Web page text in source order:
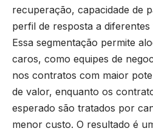
recuperação, capacidade de
perfil de resposta a
Essa segmentação permite
caros, como equipes de
nos contratos com maior
de valor, enquanto os
esperado são tratados por
menor custo. O resultado é